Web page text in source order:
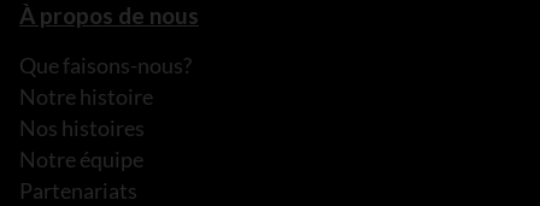
À propos de nous
Que faisons-nous?
Notre histoire
Nos histoires
Notre équipe
Partenariats